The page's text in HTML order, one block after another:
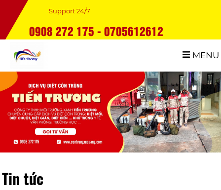
Support 24/7
0908 272 175 - 0705612612
MENU
Tin tức